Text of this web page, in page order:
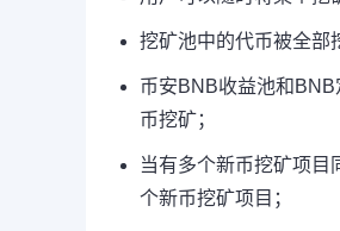
挖矿池中的代币被全部
币安BNB收益池和
币挖矿；
当有多个新币挖矿项
个新币挖矿项目；